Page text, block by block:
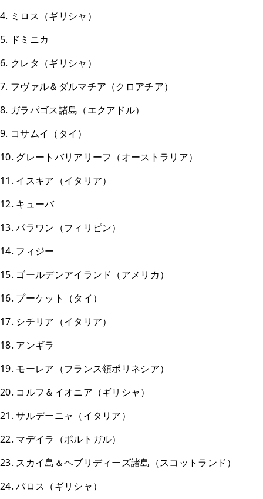
4. ミロス（ギリシャ）
5. ドミニカ
6. クレタ（ギリシャ）
7. フヴァル＆ダルマチア（クロアチア）
8. ガラパゴス諸島（エクアドル）
9. コサムイ（タイ）
10. グレートバリアリーフ（オーストラリア）
11. イスキア（イタリア）
12. キューバ
13. パラワン（フィリピン）
14. フィジー
15. ゴールデンアイランド（アメリカ）
16. プーケット（タイ）
17. シチリア（イタリア）
18. アンギラ
19. モーレア（フランス領ポリネシア）
20. コルフ＆イオニア（ギリシャ）
21. サルデーニャ（イタリア）
22. マデイラ（ポルトガル）
23. スカイ島＆ヘブリディーズ諸島（スコットランド）
24. パロス（ギリシャ）